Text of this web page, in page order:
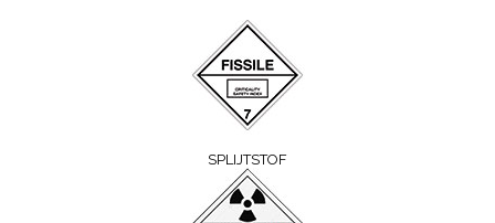
SPLIJTSTOF